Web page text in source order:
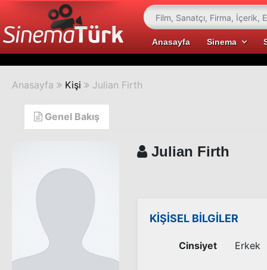
Anasayfa Sinema
Anasayfa Kişi Julian Firth
Genel Bakış
Julian Firth
KİŞİSEL BİLGİLER
Cinsiyet Erkek